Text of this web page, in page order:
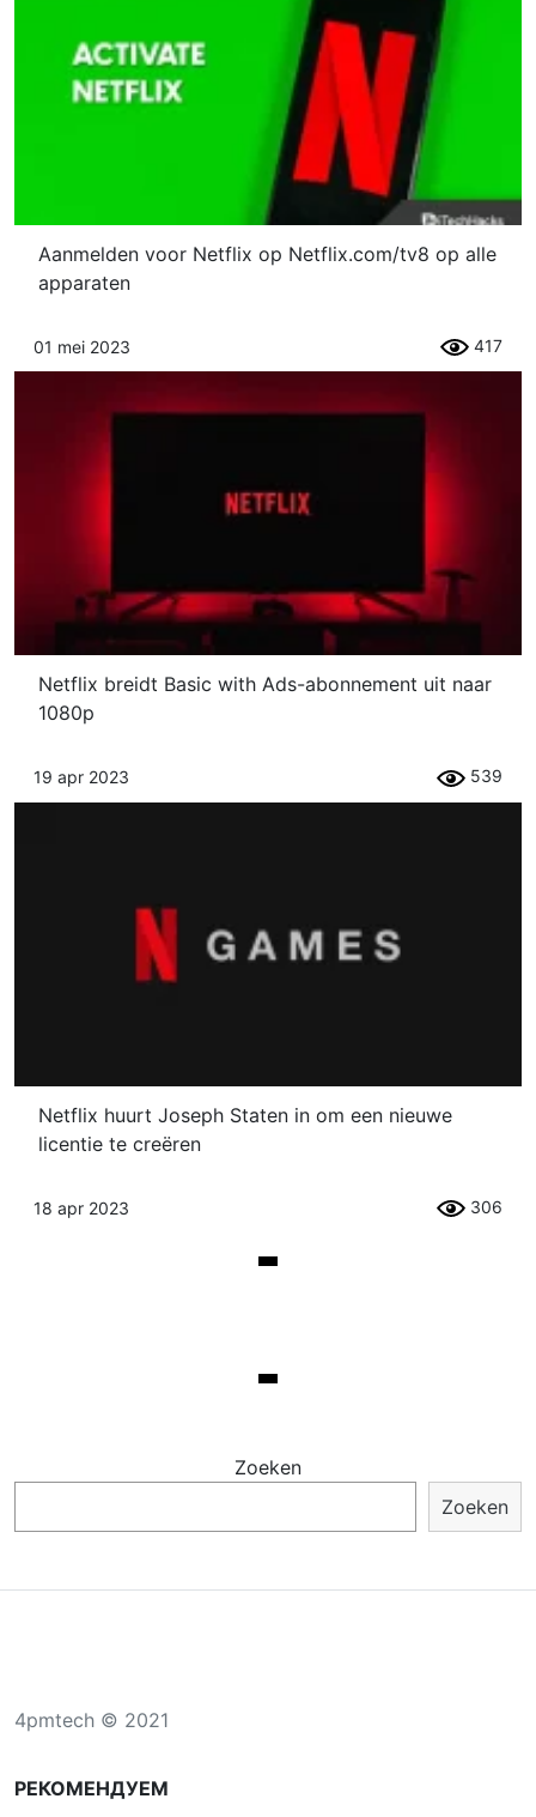
Aanmelden voor Netflix op Netflix.com/tv8 op alle
apparaten
01 mei 2023 417
Netflix breidt Basic with Ads-abonnement uit naar
1080p
19 apr 2023 539
Netflix huurt Joseph Staten in om een ​​nieuwe
licentie te creëren
18 apr 2023 306
Zoeken
Zoeken
4pmtech © 2021
РЕКОМЕНДУЕМ